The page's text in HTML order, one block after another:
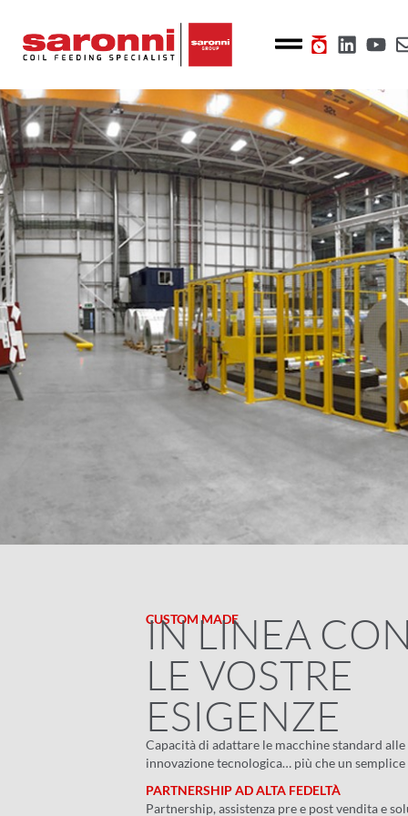
CUSTOM MADE
IN LINEA
LE VOSTRE
ESIGENZE
Capacità di adattare le macchine standard
innovazione tecnologica… più che un
PARTNERSHIP AD ALTA FEDELTÀ
Partnership, assistenza pre e post vendita e